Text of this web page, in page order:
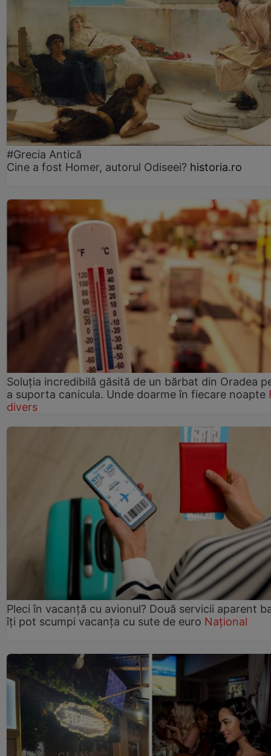
#Grecia Antică
Cine a fost Homer, autorul Odiseei? historia.ro
Soluția incredibilă găsită de un bărbat din Oradea
a suporta canicula. Unde doarme în fiecare noapte
divers
Pleci în vacanță cu avionul? Două servicii aparent
îți pot scumpi vacanța cu sute de euro Național